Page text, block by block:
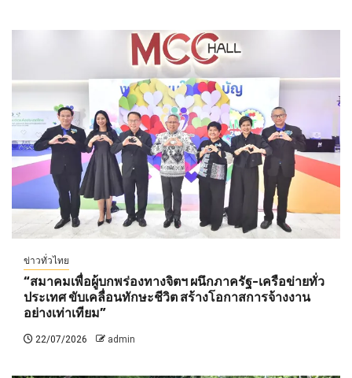
ข่าวทั่วไทย
“สมาคมเพื่อผู้บกพร่องทางจิตฯ ผนึกภาครัฐ-เครือข่ายทั่ว
ประเทศ ขับเคลื่อนทักษะชีวิต สร้างโอกาสการจ้างงาน
อย่างเท่าเทียม”
22/07/2026 admin